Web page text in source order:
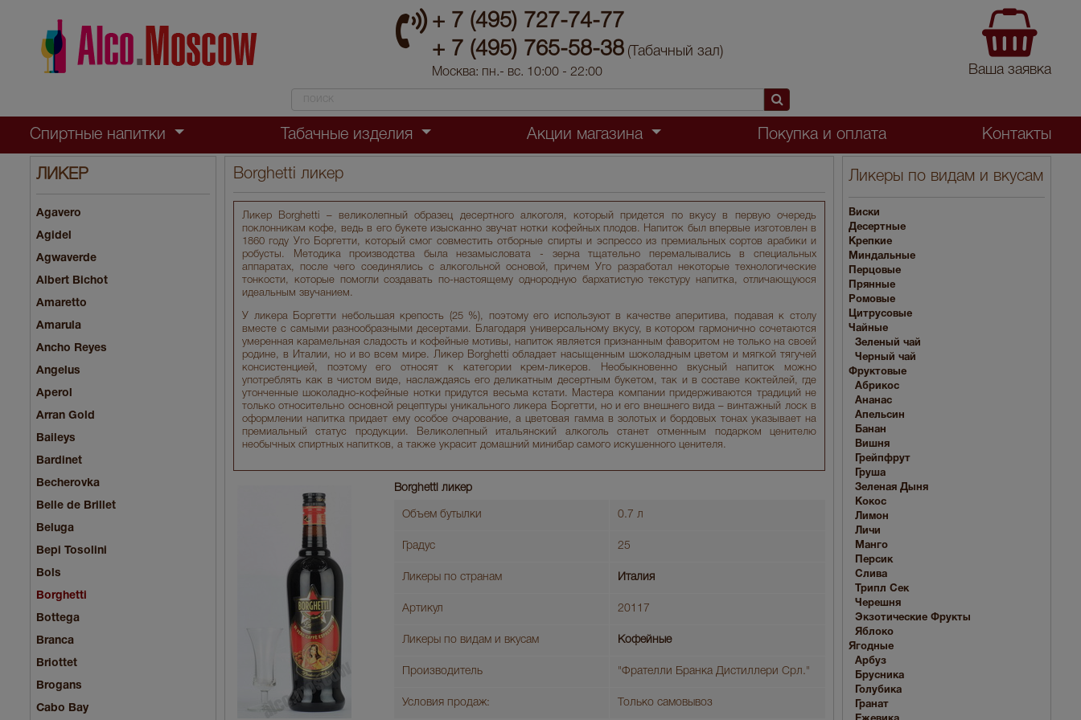
+ 7 (495) 727-74-77
+ 7 (495) 765-58-38 (Табачный зал)
Москва: пн.- вс. 10:00 - 22:00 Ваша заявка
Спиртные напитки Табачные изделия Акции магазина Покупка и оплата Контакты
ЛИКЕР
Agavero
Agidel
Agwaverde
Albert Bichot
Amaretto
Amarula
Ancho Reyes
Angelus
Aperol
Arran Gold
Baileys
Bardinet
Becherovka
Belle de Brillet
Beluga
Bepi Tosolini
Bols
Borghetti
Bottega
Branca
Briottet
Brogans
Cabo Bay
Borghetti ликер
Ликер Borghetti – великолепный образец десертного алкоголя, который придется по вкусу в первую очередь
поклонникам кофе, ведь в его букете изысканно звучат нотки кофейных плодов. Напиток был впервые изготовлен в
1860 году Уго Боргетти, который смог совместить отборные спирты и эспрессо из премиальных сортов арабики и
робусты. Методика производства была незамысловата - зерна тщательно перемалывались в специальных
аппаратах, после чего соединялись с алкогольной основой, причем Уго разработал некоторые технологические
тонкости, которые помогли создавать по-настоящему однородную бархатистую текстуру напитка, отличающуюся
идеальным звучанием.
У ликера Боргетти небольшая крепость (25 %), поэтому его используют в качестве аперитива, подавая к столу
вместе с самыми разнообразными десертами. Благодаря универсальному вкусу, в котором гармонично сочетаются
умеренная карамельная сладость и кофейные мотивы, напиток является признанным фаворитом не только на своей
родине, в Италии, но и во всем мире. Ликер Borghetti обладает насыщенным шоколадным цветом и мягкой тягучей
консистенцией, поэтому его относят к категории крем-ликеров. Необыкновенно вкусный напиток можно
употреблять как в чистом виде, наслаждаясь его деликатным десертным букетом, так и в составе коктейлей, где
утонченные шоколадно-кофейные нотки придутся весьма кстати. Мастера компании придерживаются традиций не
только относительно основной рецептуры уникального ликера Боргетти, но и его внешнего вида – винтажный лоск в
оформлении напитка придает ему особое очарование, а цветовая гамма в золотых и бордовых тонах указывает на
премиальный статус продукции. Великолепный итальянский алкоголь станет отменным подарком ценителю
необычных спиртных напитков, а также украсит домашний минибар самого искушенного ценителя.
Borghetti ликер
Объем бутылки 0.7 л
Градус 25
Ликеры по странам Италия
Артикул 20117
Ликеры по видам и вкусам Кофейные
Производитель "Фрателли Бранка Дистиллери Срл."
Условия продаж: Только самовывоз
Ликеры по видам и вкусам
Виски
Десертные
Крепкие
Миндальные
Перцовые
Прянные
Ромовые
Цитрусовые
Чайные
Зеленый чай
Черный чай
Фруктовые
Абрикос
Ананас
Апельсин
Банан
Вишня
Грейпфрут
Груша
Зеленая Дыня
Кокос
Лимон
Личи
Манго
Персик
Слива
Трипл Сек
Черешня
Экзотические Фрукты
Яблоко
Ягодные
Арбуз
Брусника
Голубика
Гранат